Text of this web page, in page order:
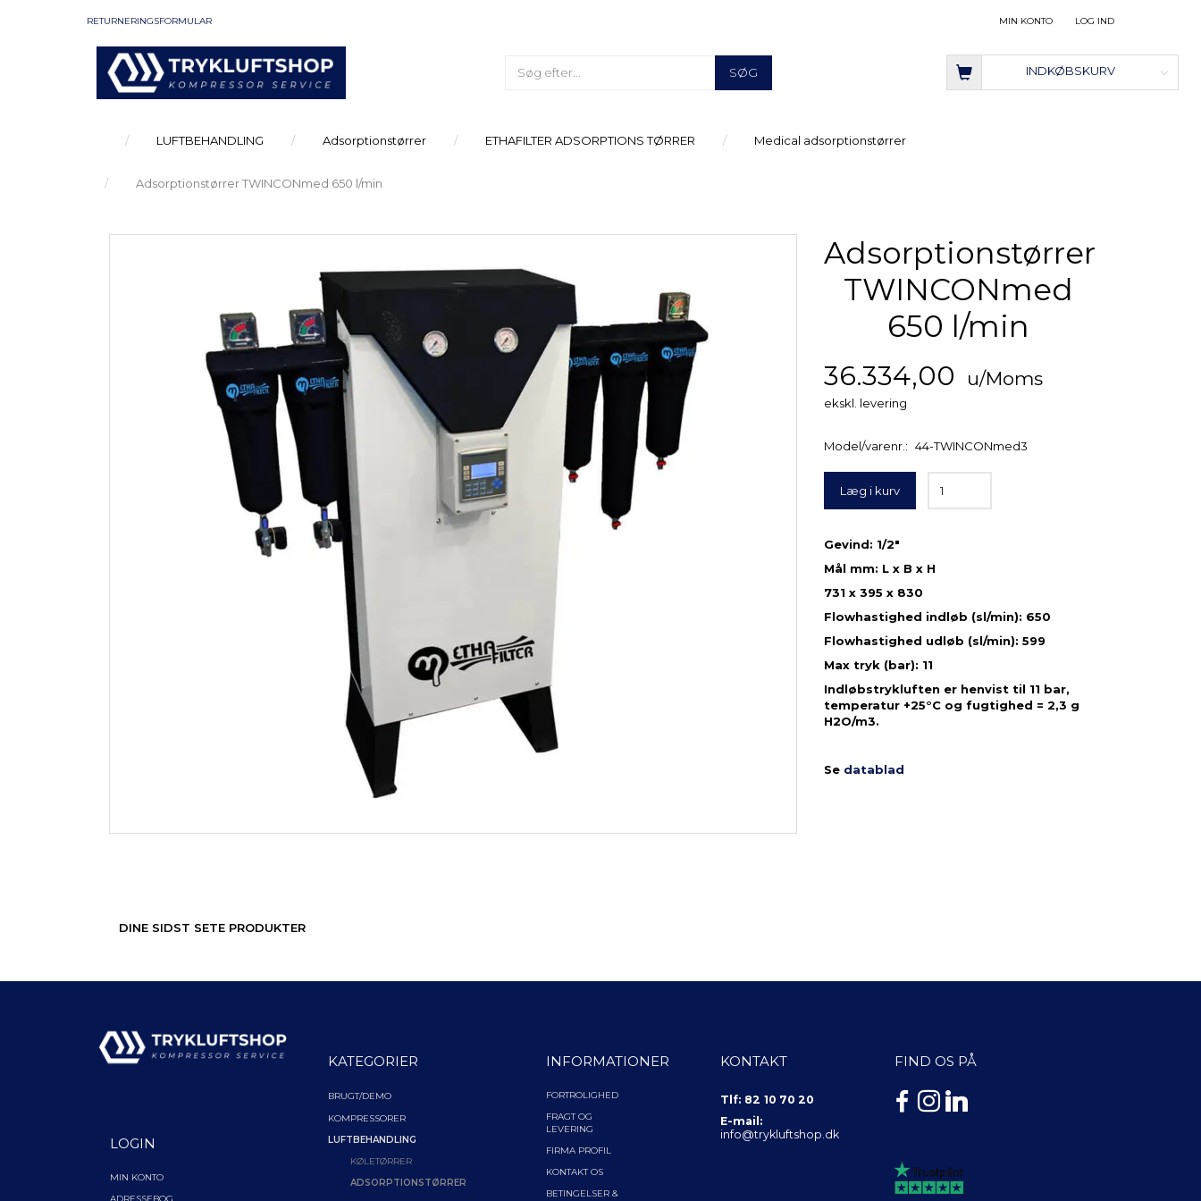
LOG IND
MIN KONTO
RETURNERINGSFORMULAR
SØG INDKØBSKURV
LUFTBEHANDLING Adsorptionstørrer ETHAFILTER ADSORPTIONS TØRRER Medical adsorptionstørrer
Adsorptionstørrer TWINCONmed 650 l/min
Adsorptionstørrer
TWINCONmed
650 l/min
36.334,00 u/Moms
ekskl. levering
Model/varenr.: 44-TWINCONmed3
Læg i kurv
Gevind: 1/2"
Mål mm: L x B x H
731 x 395 x 830
Flowhastighed indløb (sl/min): 650
Flowhastighed udløb (sl/min): 599
Max tryk (bar): 11
Indløbstrykluften er henvist til 11 bar,
temperatur +25°C og fugtighed = 2,3 g
H2O/m3.
Se datablad
DINE SIDST SETE PRODUKTER
LOGIN
MIN KONTO
KATEGORIER
BRUGT/DEMO
KOMPRESSORER
LUFTBEHANDLING
KØLETØRRER
ADSORPTIONSTØRRER
INFORMATIONER
FORTROLIGHED
FRAGT OG
LEVERING
FIRMA PROFIL
KONTAKT OS
BETINGELSER &
KONTAKT
Tlf: 82 10 70 20
E-mail:
info@trykluftshop.dk
FIND OS PÅ